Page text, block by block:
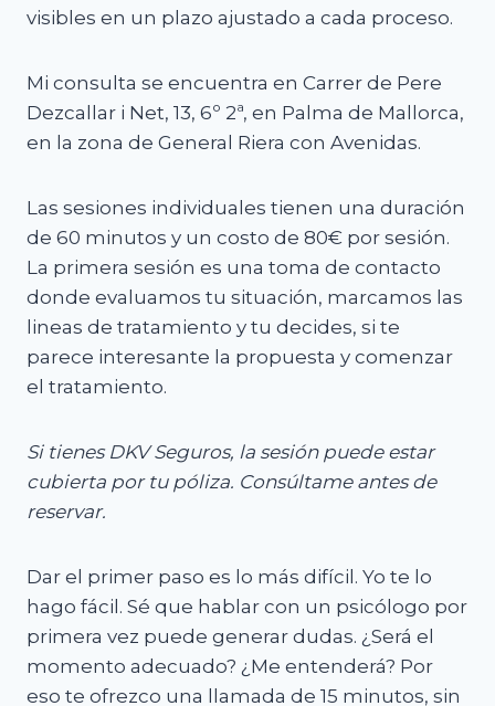
visibles en un plazo ajustado a cada proceso.
Mi consulta se encuentra en Carrer de Pere
Dezcallar i Net, 13, 6º 2ª, en Palma de Mallorca,
en la zona de General Riera con Avenidas.
Las sesiones individuales tienen una duración
de 60 minutos y un costo de 80€ por sesión.
La primera sesión es una toma de contacto
donde evaluamos tu situación, marcamos las
lineas de tratamiento y tu decides, si te
parece interesante la propuesta y comenzar
el tratamiento.
Si tienes DKV Seguros, la sesión puede estar
cubierta por tu póliza. Consúltame antes de
reservar.
Dar el primer paso es lo más difícil. Yo te lo
hago fácil. Sé que hablar con un psicólogo por
primera vez puede generar dudas. ¿Será el
momento adecuado? ¿Me entenderá? Por
eso te ofrezco una llamada de 15 minutos, sin